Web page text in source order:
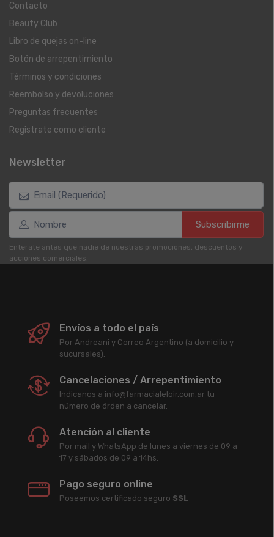
Contacto
Beauty Club
Libro de quejas on-line
Botón de arrepentimiento
Términos y condiciones
Reembolso y devoluciones
Preguntas frecuentes
Registrate como cliente
Newsletter
Subscribirme
Enterate antes que nadie de nuestras promociones, descuentos y
acciones comerciales.
Envíos a todo el país
Por Andreani y Correo Argentino (a domicilio y
sucursales).
Cancelaciones / Arrepentimiento
Indicanos a info@farmacialeloir.com.ar tu
número de órden a cancelar.
Atención al cliente
Por mail y WhatsApp de lunes a viernes de 09 a
17 y sábados de 09 a 14hs.
Pago seguro online
Poseemos certificado seguro SSL